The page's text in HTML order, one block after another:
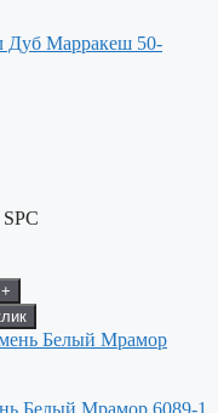
Дуб Марракеш 50-
+
Белый Мрамор 6089-1